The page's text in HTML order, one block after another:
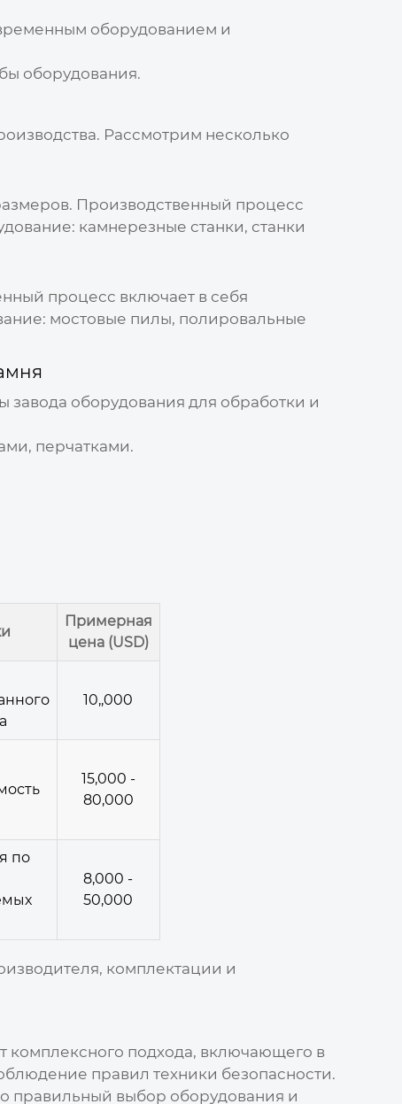
оборудованием и
оборудования.
Рассмотрим несколько
Производственный процесс
камнерезные станки, станки
процесс включает в себя
мостовые пилы, полировальные
завода оборудования для обработки и
перчатками.
Примерная
цена (USD)
10,,000
15,000 -
80,000
по
8,000 -
50,000
комплектации и
комплексного подхода, включающего в
правил техники безопасности.
правильный выбор оборудования и